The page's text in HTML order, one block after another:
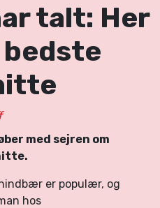
talt: Her
bedste
med sejren om
er populær, og
hos